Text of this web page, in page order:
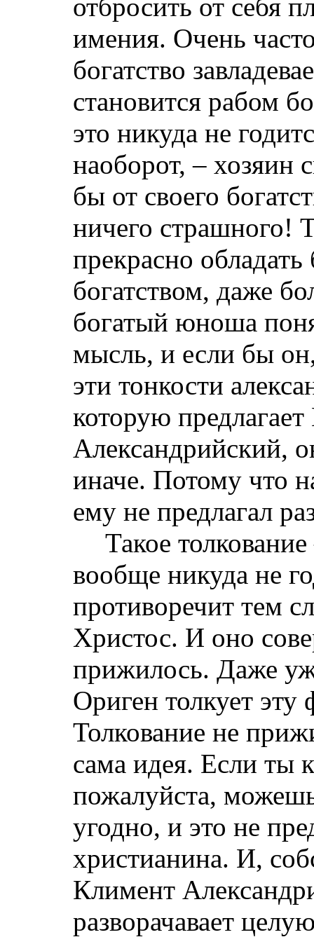
отбросить от себя
имения. Очень
богатство
становится рабом
это никуда не
наоборот, – хозяин
бы от своего
ничего страшного!
прекрасно
богатством, даже
богатый юноша
мысль, и если бы он,
эти тонкости
которую
Александрийский,
иначе. Потому что
ему не предлагал
Такое
вообще никуда не
противоречит тем
Христос. И оно
прижилось. Даже
Ориген толкует эту
Толкование не
сама идея. Если ты
пожалуйста,
угодно, и это не
христианина. И,
Климент
разворачавает